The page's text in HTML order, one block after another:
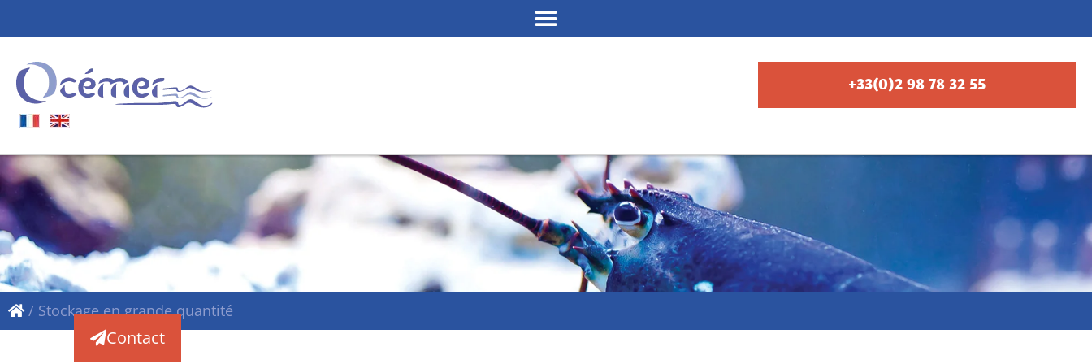
+33(0)2 98 78 32 55
Contact
/ Stockage en grande quantité